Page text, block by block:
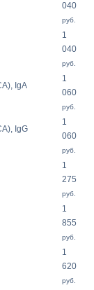
040
руб.
1
040
руб.
IgA
1
060
руб.
IgG
1
060
руб.
1
275
руб.
1
855
руб.
1
620
руб.